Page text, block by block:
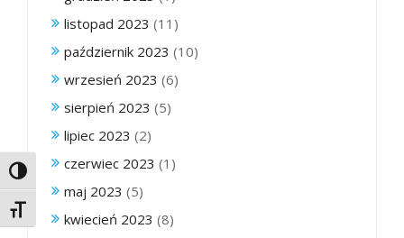
Toggle High Contrast
Toggle Font size
listopad 2023 (11)
październik 2023 (10)
wrzesień 2023 (6)
sierpień 2023 (5)
lipiec 2023 (2)
czerwiec 2023 (1)
maj 2023 (5)
kwiecień 2023 (8)